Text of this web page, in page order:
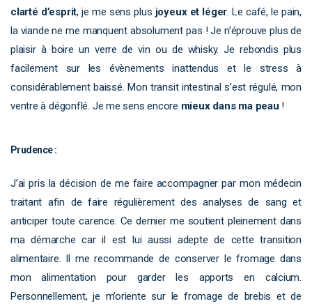
clarté d’esprit, je me sens plus joyeux et léger. Le café, le pain,
la viande ne me manquent absolument pas ! Je n’éprouve plus de
plaisir à boire un verre de vin ou de whisky. Je rebondis plus
facilement sur les évènements inattendus et le stress à
considérablement baissé. Mon transit intestinal s’est régulé, mon
ventre à dégonflé. Je me sens encore mieux dans ma peau !
Prudence :
J’ai pris la décision de me faire accompagner par mon médecin
traitant afin de faire régulièrement des analyses de sang et
anticiper toute carence. Ce dernier me soutient pleinement dans
ma démarche car il est lui aussi adepte de cette transition
alimentaire. Il me recommande de conserver le fromage dans
mon alimentation pour garder les apports en calcium.
Personnellement, je m’oriente sur le fromage de brebis et de